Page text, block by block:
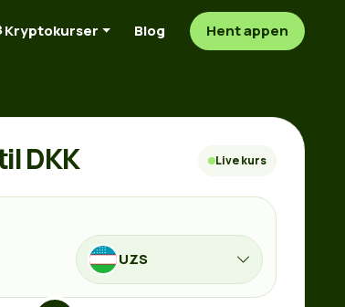
Kryptokurser Blog Hent appen
DKK Live kurs
UZS